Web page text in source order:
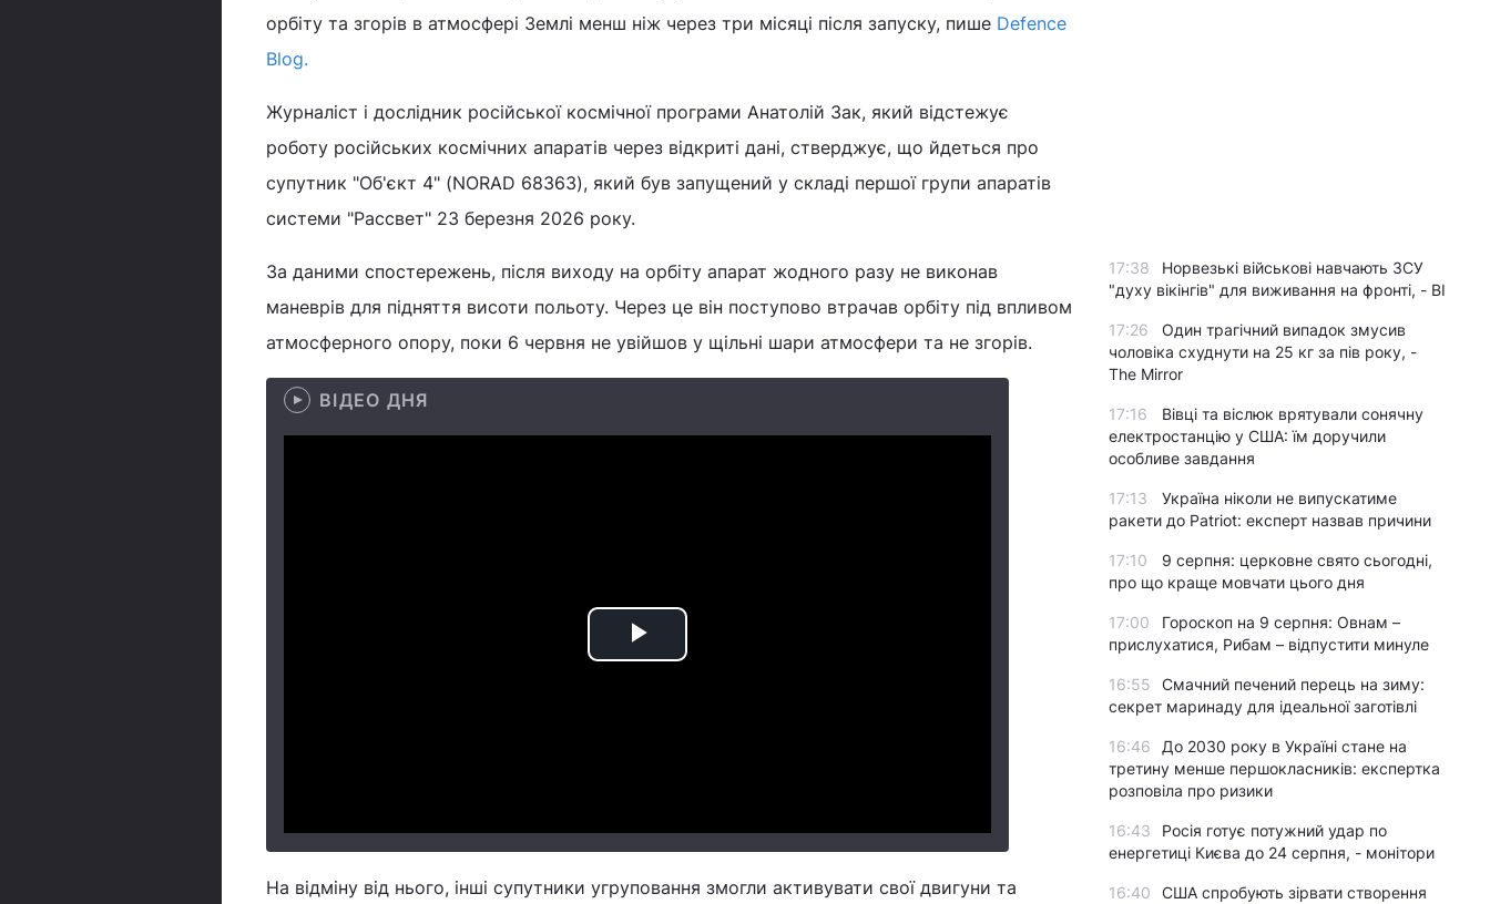
орбіту та згорів в атмосфері Землі менш ніж через три місяці після запуску, пише Defence
Blog.
Журналіст і дослідник російської космічної програми Анатолій Зак, який відстежує
роботу російських космічних апаратів через відкриті дані, стверджує, що йдеться про
супутник "Об'єкт 4" (NORAD 68363), який був запущений у складі першої групи апаратів
системи "Рассвет" 23 березня 2026 року.
За даними спостережень, після виходу на орбіту апарат жодного разу не виконав
маневрів для підняття висоти польоту. Через це він поступово втрачав орбіту під впливом
атмосферного опору, поки 6 червня не увійшов у щільні шари атмосфери та не згорів.
ВІДЕО ДНЯ
Play
На відміну від нього, інші супутники угруповання змогли активувати свої двигуни та
17:38
Норвезькі військові навчають ЗСУ
"духу вікінгів" для виживання на фронті, - BI
17:26
Один трагічний випадок змусив
чоловіка схуднути на 25 кг за пів року, -
The Mirror
17:16
Вівці та віслюк врятували сонячну
електростанцію у США: їм доручили
особливе завдання
17:13
Україна ніколи не випускатиме
ракети до Patriot: експерт назвав причини
17:10
9 серпня: церковне свято сьогодні,
про що краще мовчати цього дня
17:00
Гороскоп на 9 серпня: Овнам –
прислухатися, Рибам – відпустити минуле
16:55
Смачний печений перець на зиму:
секрет маринаду для ідеальної заготівлі
16:46
До 2030 року в Україні стане на
третину менше першокласників: експертка
розповіла про ризики
16:43
Росія готує потужний удар по
енергетиці Києва до 24 серпня, - монітори
16:40
США спробують зірвати створення